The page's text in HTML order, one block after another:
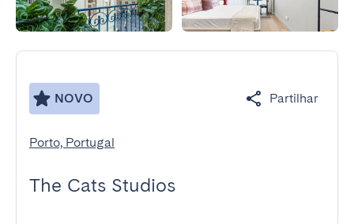
NOVO Partilhar
Porto, Portugal
The Cats Studios